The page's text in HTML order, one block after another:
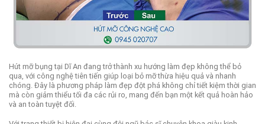
Hút mỡ bụng tại Dĩ An đang trở thành xu hướng làm đẹp không thể bỏ
qua, với công nghệ tiên tiến giúp loại bỏ mỡ thừa hiệu quả và nhanh
chóng. Đây là phương pháp làm đẹp đột phá không chỉ tiết kiệm thời gian
mà còn giảm thiểu tối đa các rủi ro, mang đến bạn một kết quả hoàn hảo
và an toàn tuyệt đối.